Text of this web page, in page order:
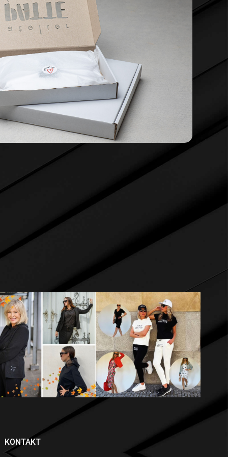
KONTAKT